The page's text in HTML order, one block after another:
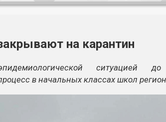
на карантин
ситуацией
в начальных классах школ